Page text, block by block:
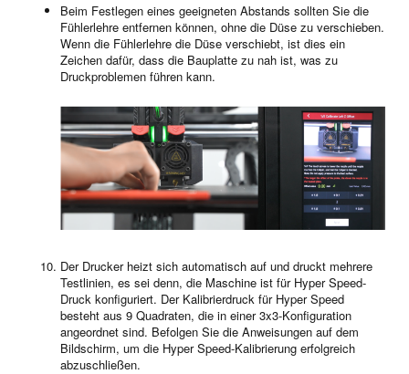
Beim Festlegen eines geeigneten Abstands sollten Sie die
Fühlerlehre entfernen können, ohne die Düse zu verschieben.
Wenn die Fühlerlehre die Düse verschiebt, ist dies ein
Zeichen dafür, dass die Bauplatte zu nah ist, was zu
Druckproblemen führen kann.
Der Drucker heizt sich automatisch auf und druckt mehrere
Testlinien, es sei denn, die Maschine ist für Hyper Speed-
Druck konfiguriert. Der Kalibrierdruck für Hyper Speed
besteht aus 9 Quadraten, die in einer 3x3-Konfiguration
angeordnet sind. Befolgen Sie die Anweisungen auf dem
Bildschirm, um die Hyper Speed-Kalibrierung erfolgreich
abzuschließen.